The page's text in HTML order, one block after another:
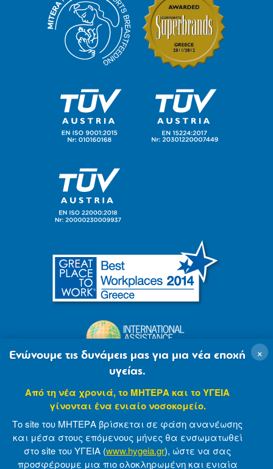
© 2007-2021 MITERA S.A Privacy Policy
×
Ενώνουμε τις δυνάμεις μας για μια νέα εποχή
υγείας.
Από τη νέα χρονιά, το ΜΗΤΕΡΑ και το ΥΓΕΙΑ
γίνονται ένα ενιαίο νοσοκομείο.
Το site του ΜΗΤΕΡΑ βρίσκεται σε φάση ανανέωσης
και μέσα στους επόμενους μήνες θα ενσωματωθεί
στο site του ΥΓΕΙΑ (www.hygeia.gr), ώστε να σας
προσφέρουμε μια πιο ολοκληρωμένη και ενιαία